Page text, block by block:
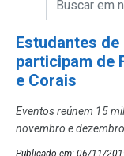
Estudantes
participam de
e Corais
Eventos reúnem 15
novembro e
Publicado em: 06/11/